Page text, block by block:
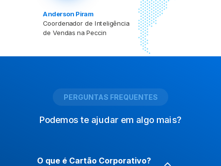
O que é Cartão Corporativo?
Podemos te ajudar em algo mais?
Anderson Piram
Coordenador de Inteligência
de Vendas na Peccin
PERGUNTAS FREQUENTES